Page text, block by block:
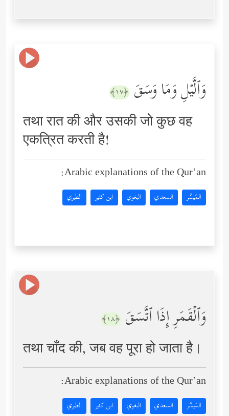
وَٱلَّیۡلِ وَمَا وَسَقَ ﴿١٧﴾
तथा रात की और उसकी जो कुछ वह
एकत्रित करती है!
Arabic explanations of the Qur’an:
المُيسَّر السعدي البغوي ابن كثير الطبري
وَٱلۡقَمَرِ إِذَا ٱتَّسَقَ ﴿١٨﴾
तथा चाँद की, जब वह पूरा हो जाता है।
Arabic explanations of the Qur’an:
المُيسَّر السعدي البغوي ابن كثير الطبري